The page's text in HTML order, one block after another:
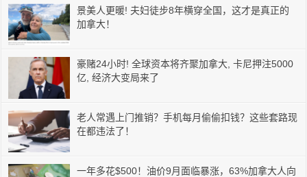
景美人更暖! 夫妇徒步8年横穿全国，这才是真正的
加拿大！
豪赌24小时! 全球资本将齐聚加拿大, 卡尼押注5000
亿, 经济大变局来了
老人常遇上门推销？手机每月偷偷扣钱？这些套路现
在都违法了！
一年多花$500！油价9月面临暴涨，63%加拿大人向